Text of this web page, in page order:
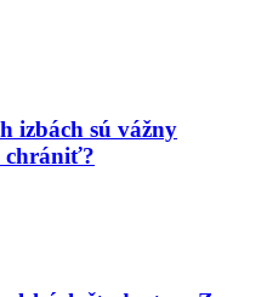
izbách sú vážny
chrániť?